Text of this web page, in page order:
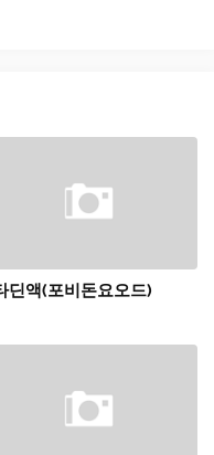
딘액(포비돈요오드)